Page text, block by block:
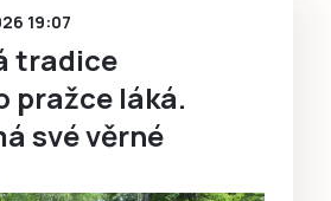
19:07
tradice
pražce láká.
své věrné